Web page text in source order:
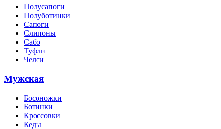
Полусапоги
Полуботинки
Сапоги
Слипоны
Сабо
Туфли
Челси
Мужская
Босоножки
Ботинки
Кроссовки
Кеды